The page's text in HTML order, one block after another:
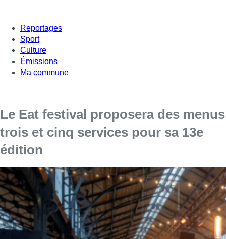
Reportages
Sport
Culture
Émissions
Ma commune
Le Eat festival proposera des menus
trois et cinq services pour sa 13e
édition